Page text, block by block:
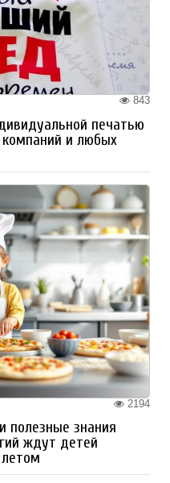
843
печатью
и любых
2194
полезные знания
ждут детей